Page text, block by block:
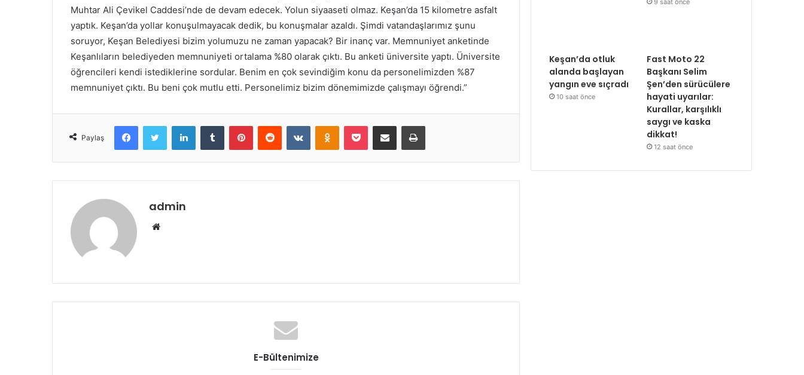
Muhtar Ali Çevikel Caddesi’nde de devam edecek. Yolun siyaaseti olmaz. Keşan’da 15 kilometre asfalt
yaptık. Keşan’da yollar konuşulmayacak dedik, bu konuşmalar azaldı. Şimdi vatandaşlarımız şunu
soruyor, Keşan Belediyesi bizim yolumuzu ne zaman yapacak? Bir inanç var. Memnuniyet anketinde
Keşanlıların belediyeden memnuniyeti ortalama %80 olarak çıktı. Bu anketi üniversite yaptı. Üniversite
öğrencileri kendi istediklerine sordular. Benim en çok sevindiğim konu da personelimizden %87
memnuniyet çıktı. Bu beni çok mutlu etti. Personelimiz bizim dönemimizde çalışmayı öğrendi.”
Paylaş
FacebookTwitter LinkedInTumblr PinterestReddit VKontakteOdnoklassniki
Pocket E-Posta ile paylaş Yazdır
admin
Web
E-Bültenimize
9 saat önce
Keşan’da otluk
alanda başlayan
yangın eve sıçradı
10 saat önce
Fast Moto 22
Başkanı Selim
Şen’den sürücülere
hayati uyarılar:
Kurallar, karşılıklı
saygı ve kaska
dikkat!
12 saat önce